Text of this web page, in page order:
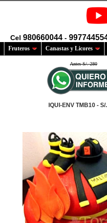
Cel 980660044 -
Fruteros Canastas y Licores
Antes S/. 280
IQUI-ENV TMB10 -